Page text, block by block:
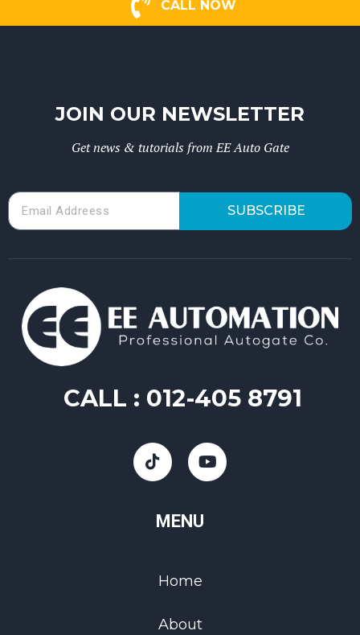
CALL NOW
JOIN OUR NEWSLETTER
Get news & tutorials from EE Auto Gate
SUBSCRIBE
CALL : 012-405 8791
MENU
Home
About